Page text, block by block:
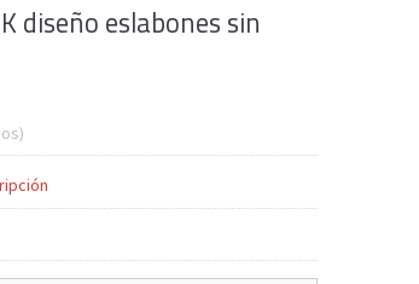
diseño eslabones sin